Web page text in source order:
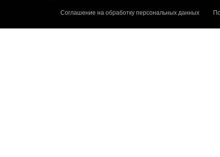
Соглашение на обработку персональных данных